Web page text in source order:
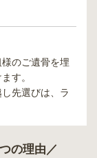
のご遺骨を埋
す。
先選びは、ラ
つの理由／